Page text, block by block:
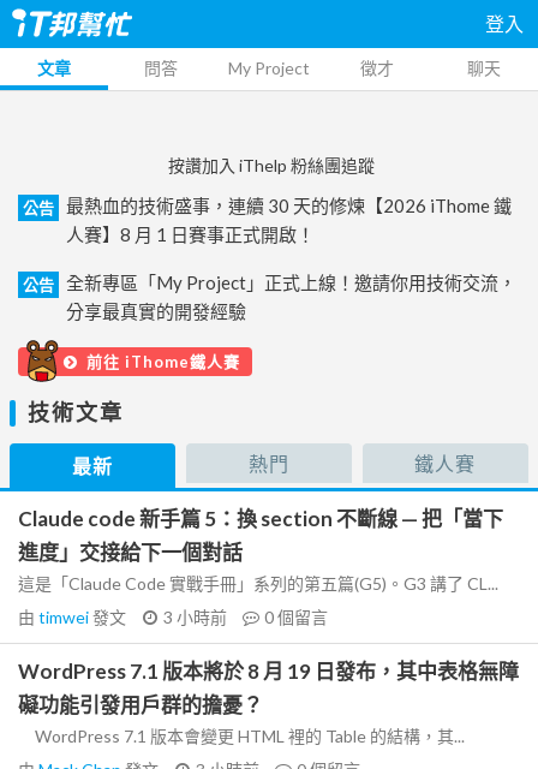
登入
文章 問答 My Project 徵才 聊天
按讚加入 iThelp 粉絲團追蹤
公告
最熱血的技術盛事，連續 30 天的修煉【2026 iThome 鐵
人賽】8 月 1 日賽事正式開啟！
公告
全新專區「My Project」正式上線！邀請你用技術交流，
分享最真實的開發經驗
前往 iThome鐵人賽
技術文章
最新 熱門 鐵人賽
Claude code 新手篇 5：換 section 不斷線 — 把「當下
進度」交接給下一個對話
這是「Claude Code 實戰手冊」系列的第五篇(G5)。G3 講了 CL...
由 timwei發文 3 小時前 0個留言
WordPress 7.1 版本將於 8 月 19 日發布，其中表格無障
礙功能引發用戶群的擔憂？
WordPress 7.1 版本會變更 HTML 裡的 Table 的結構，其...